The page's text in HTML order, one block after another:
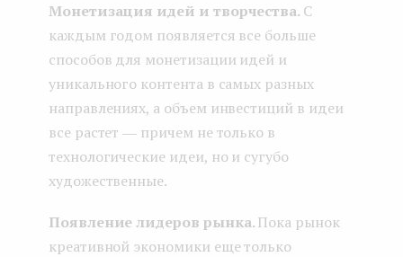
Монетизация идей и творчества. С
каждым годом появляется все больше
способов для монетизации идей и
уникального контента в самых разных
направлениях, а объем инвестиций в идеи
все растет ― причем не только в
технологические идеи, но и сугубо
художественные.
Появление лидеров рынка.Пока рынок
креативной экономики еще только